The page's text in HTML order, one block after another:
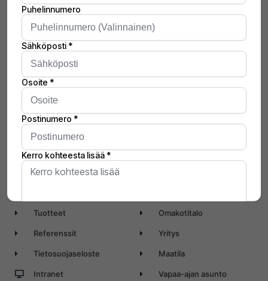
Markkinoiden johtavat aurinkosähköjärjestelmät
luotettavasti avaimet käteen -toimituksella!
Salo Solar on osa Solar Finland -konsernia.
Sivusto
Koti
Tuotteet
Referenssit
Tietosuojaseloste
Intranet
Omakotitalo
Yritys
Maatila
Vapaa-ajan asunto